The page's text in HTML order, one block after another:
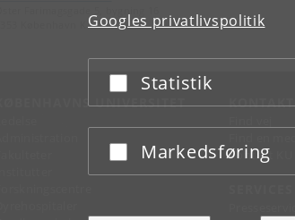
Googles privatlivspolitik
Acceptér eller afslå
Statistik
Acceptér eller afslå
Markedsføring
KØBENHAVNS UNIVERSITET KONTAKT
Kontakt KU